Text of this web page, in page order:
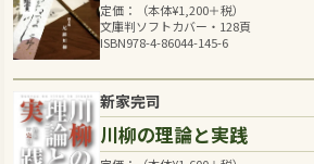
定価：（本体¥1,200＋税）
文庫判ソフトカバー・128頁
ISBN978-4-86044-145-6
新家完司
川柳の理論と実践